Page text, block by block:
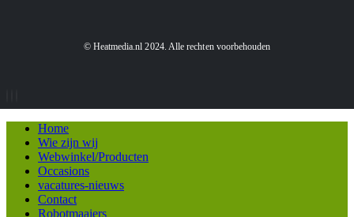
© Heatmedia.nl 2024. Alle rechten voorbehouden
Home
Wie zijn wij
Webwinkel/Producten
Occasions
vacatures-nieuws
Contact
Robotmaaiers